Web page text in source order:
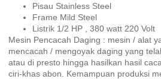
Pisau Stainless Steel
Frame Mild Steel
Listrik 1/2 HP , 380 watt 220 Volt
Mesin Pencacah Daging : mesin / alat
mencacah / mengoyak daging yang
atau di presto hingga hasilkan hasil
ciri-khas abon. Kemampuan produksi